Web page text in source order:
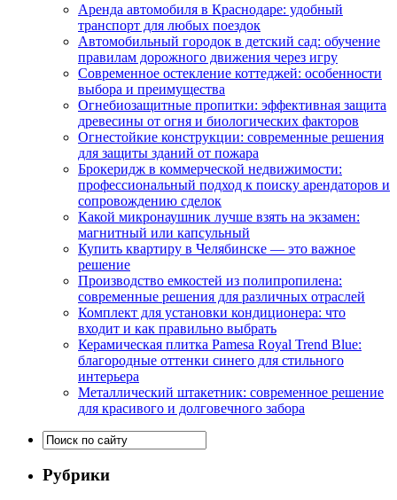
Аренда автомобиля в Краснодаре: удобный
транспорт для любых поездок
Автомобильный городок в детский сад: обучение
правилам дорожного движения через игру
Современное остекление коттеджей: особенности
выбора и преимущества
Огнебиозащитные пропитки: эффективная защита
древесины от огня и биологических факторов
Огнестойкие конструкции: современные решения
для защиты зданий от пожара
Брокеридж в коммерческой недвижимости:
профессиональный подход к поиску арендаторов и
сопровождению сделок
Какой микронаушник лучше взять на экзамен:
магнитный или капсульный
Купить квартиру в Челябинске — это важное
решение
Производство емкостей из полипропилена:
современные решения для различных отраслей
Комплект для установки кондиционера: что
входит и как правильно выбрать
Керамическая плитка Pamesa Royal Trend Blue:
благородные оттенки синего для стильного
интерьера
Металлический штакетник: современное решение
для красивого и долговечного забора
Рубрики